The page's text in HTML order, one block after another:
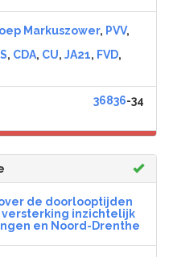
Markuszower, PVV,
, CDA, CU, JA21, FVD,
36836-34
de doorlooptijden
inzichtelijk
en Noord-Drenthe